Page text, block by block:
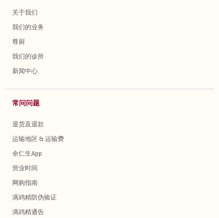
关于我们
我们的业务
尊厨
我们的诊所
新闻中心
常问问题
退货及退款
运输地区 & 运输费
余仁生App
营业时间
网购指南
滴鸡精防伪验证
滴鸡精通告